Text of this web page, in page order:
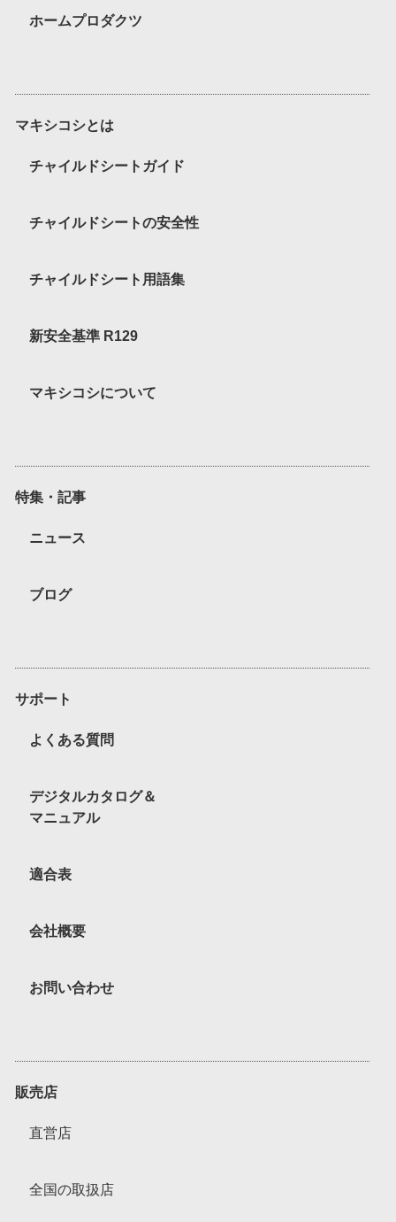
ホームプロダクツ
マキシコシとは
チャイルドシートガイド
チャイルドシートの安全性
チャイルドシート用語集
新安全基準 R129
マキシコシについて
特集・記事
ニュース
ブログ
サポート
よくある質問
デジタルカタログ＆
マニュアル
適合表
会社概要
お問い合わせ
販売店
直営店
全国の取扱店